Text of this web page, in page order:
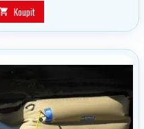
Koupit